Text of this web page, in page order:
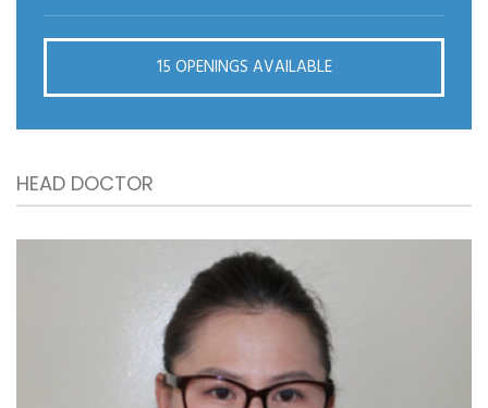
BOOK NOW
15 OPENINGS AVAILABLE
HEAD DOCTOR